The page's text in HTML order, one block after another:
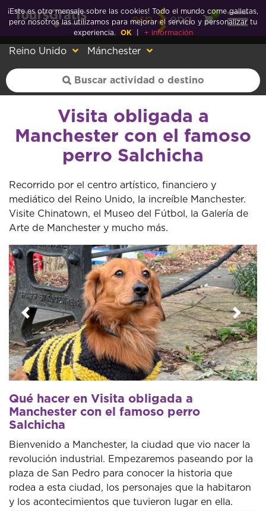
esp eng
0
Reino Unido Mánchester
Visita obligada a
Manchester con el famoso
perro Salchicha
Recorrido por el centro artístico, financiero y
mediático del Reino Unido, la increíble Manchester.
Visite Chinatown, el Museo del Fútbol, la Galería de
Arte de Manchester y mucho más.
Anterior
Qué hacer en Visita obligada a
Manchester con el famoso perro
Salchicha
Bienvenido a Manchester, la ciudad que vio nacer la
revolución industrial. Empezaremos paseando por la
plaza de San Pedro para conocer la historia que
rodea a esta ciudad, los personajes que la habitaron
y los acontecimientos que tuvieron lugar en ella.
¡Este es otro mensaje sobre las cookies! Todo el mundo come galletas,
pero nosotros las utilizamos para mejorar el servicio y personalizar tu
experiencia.
OK + información